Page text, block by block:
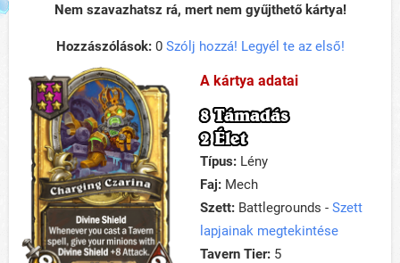
Nem szavazhatsz rá, mert nem gyűjthető kártya!
Hozzászólások:0 Szólj hozzá! Legyél te az első!
A kártya adatai
8 Támadás
2 Élet
Típus: Lény
Faj: Mech
Szett: Battlegrounds - Szett
lapjainak megtekintése
Tavern Tier: 5